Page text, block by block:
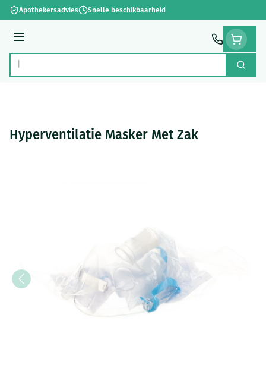
Ga naar de inhoud
Apothekersadvies Snelle beschikbaarheid
Menu
Product, merk, categorie... Zoek
Hyperventilatie Masker Met Zak